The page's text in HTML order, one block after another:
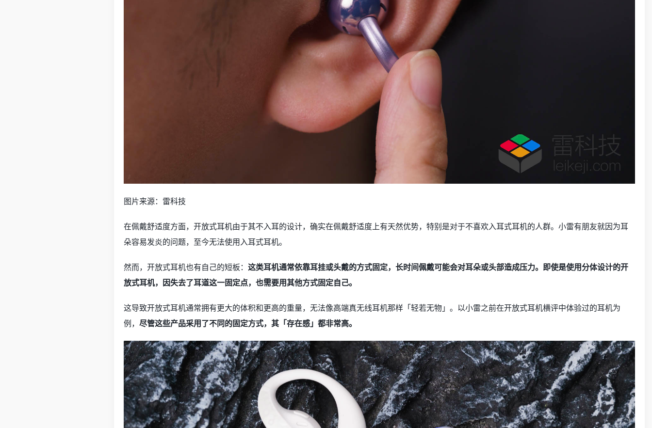
图片来源：雷科技
在佩戴舒适度方面，开放式耳机由于其不入耳的设计，确实在佩戴舒适度上有天然优势，特别是对于不喜欢入耳式耳机的人群。小雷有朋友就因为耳
朵容易发炎的问题，至今无法使用入耳式耳机。
然而，开放式耳机也有自己的短板： 这类耳机通常依靠耳挂或头戴的方式固定，长时间佩戴可能会对耳朵或头部造成压力。即使是使用分体设计的开
放式耳机，因失去了耳道这一固定点，也需要用其他方式固定自己。
这导致开放式耳机通常拥有更大的体积和更高的重量，无法像高端真无线耳机那样「轻若无物」。以小雷之前在开放式耳机横评中体验过的耳机为
例， 尽管这些产品采用了不同的固定方式，其「存在感」都非常高。